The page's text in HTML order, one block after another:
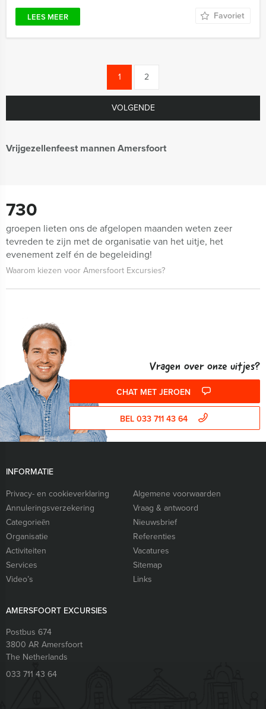
Vrijgezellenfeest mannen Amersfoort
LEES MEER Favoriet
1 2
VOLGENDE
730
groepen lieten ons de afgelopen maanden weten zeer
tevreden te zijn met de organisatie van het uitje, het
evenement zelf én de begeleiding!
Waarom kiezen voor Amersfoort Excursies?
Vragen over onze uitjes?
CHAT MET JEROEN
BEL 033 711 43 64
INFORMATIE
Privacy- en cookieverklaring
Algemene voorwaarden
Annuleringsverzekering
Vraag & antwoord
Categorieēn
Nieuwsbrief
Organisatie
Referenties
Activiteiten
Vacatures
Services
Sitemap
Video’s
Links
AMERSFOORT EXCURSIES
Postbus 674
3800 AR Amersfoort
The Netherlands
033 711 43 64